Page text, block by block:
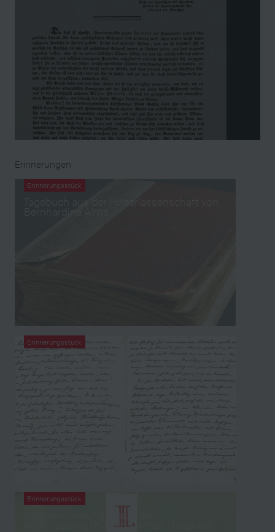
Erinnerungen
Erinnerungsstück
Erinnerungsstück
Tagebuch mit retrospektiven Passagen aus
der Hinterlassenschaft von Julie Söllner
Erinnerungsstück
Kriegserinnerungen aus der
Hinterlassenschaft von Anton Hanausek